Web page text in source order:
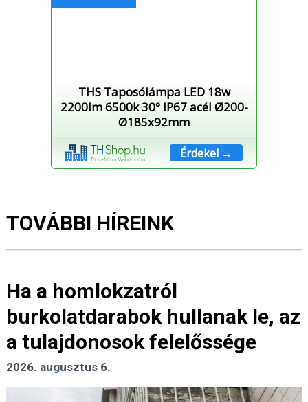
THS Taposólámpa LED 18w
2200lm 6500k 30° IP67 acél Ø200-
Ø185x92mm
Érdekel →
TOVÁBBI HÍREINK
Ha a homlokzatról
burkolatdarabok hullanak le, az
a tulajdonosok felelőssége
2026. augusztus 6.